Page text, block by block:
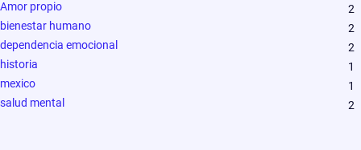
Amor propio
2
bienestar humano
2
dependencia emocional
2
historia
1
mexico
1
salud mental
2